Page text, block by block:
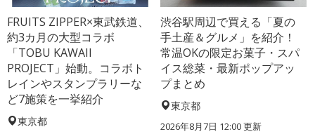
FRUITS ZIPPER×東武鉄道、
約3カ月の大型コラボ
「TOBU KAWAII
PROJECT」始動。コラボト
レインやスタンプラリーな
ど7施策を一挙紹介
東京都
渋谷駅周辺で買える「夏の
手土産＆グルメ」を紹介！
常温OKの限定お菓子・スパ
イス総菜・最新ポップアッ
プまとめ
東京都
2026年8月7日 12:00更新